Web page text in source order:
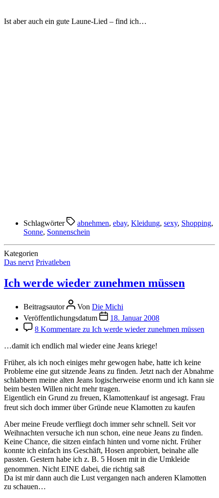
Ist aber auch ein gute Laune-Lied – find ich…
Schlagwörter abnehmen, ebay, Kleidung, sexy, Shopping,
Sonne, Sonnenschein
Kategorien
Das nervt Privatleben
Ich werde wieder zunehmen müssen
Beitragsautor Von Die Michi
Veröffentlichungsdatum
18. Januar 2008
8 Kommentare zu Ich werde wieder zunehmen müssen
…damit ich endlich mal wieder eine Jeans kriege!
Früher, als ich noch einiges mehr gewogen habe, hatte ich keine
Probleme eine gut sitzende Jeans zu finden. Jetzt nach der Abnahme
schlabbern meine alten Jeans logischerweise enorm und ich kann sie
beim besten Willen nicht mehr tragen.
Eigentlich ein Grund zu freuen, Klamottenkauf ist angesagt. Frau
freut sich doch immer über Gründe neue Klamotten zu kaufen
Aber meine Freude verfliegt doch immer sehr schnell. Seit vor
Weihnachten versuche ich nun schon, eine neue Jeans zu finden.
Keine Chance, die sitzen einfach hinten und vorne nicht. Früher
konnte ich einfach ins Geschäft, Hosen anprobiert, beinahe alle
passten. Gestern habe ich z. B. 5 Hosen mit in die Umkleide
genommen. Nicht EINE dabei, die richtig saß
Da ist mir dann auch die Lust vergangen nach anderen Klamotten
zu schauen…